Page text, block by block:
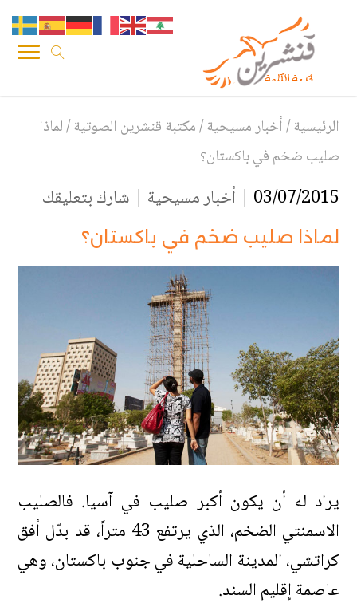
الرئيسية/أخبار مسيحية/مكتبة قنشرين الصوتية/لماذا
صليب ضخم في باكستان؟
03/07/2015 | أخبار مسيحية | شارك بتعليقك
لماذا صليب ضخم في باكستان؟
يراد له أن يكون أكبر صليب في آسيا. فالصليب
الاسمنتي الضخم، الذي يرتفع 43 متراً، قد بدّل أفق
كراتشي، المدينة الساحلية في جنوب باكستان، وهي
عاصمة إقليم السند.